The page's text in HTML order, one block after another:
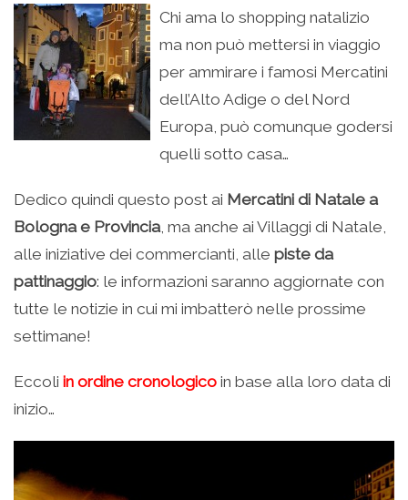
nuova
finestra)
una
nuova
finestra)
una
nuova
finestra)
nuova
Chi ama lo shopping natalizio
ma non può mettersi in viaggio
per ammirare i famosi Mercatini
dell’Alto Adige o del Nord
Europa, può comunque godersi
quelli sotto casa…
Dedico quindi questo post ai Mercatini di Natale a
Bologna e Provincia, ma anche ai Villaggi di Natale,
alle iniziative dei commercianti, alle piste da
pattinaggio: le informazioni saranno aggiornate con
tutte le notizie in cui mi imbatterò nelle prossime
settimane!
Eccoli in ordine cronologico in base alla loro data di
inizio…